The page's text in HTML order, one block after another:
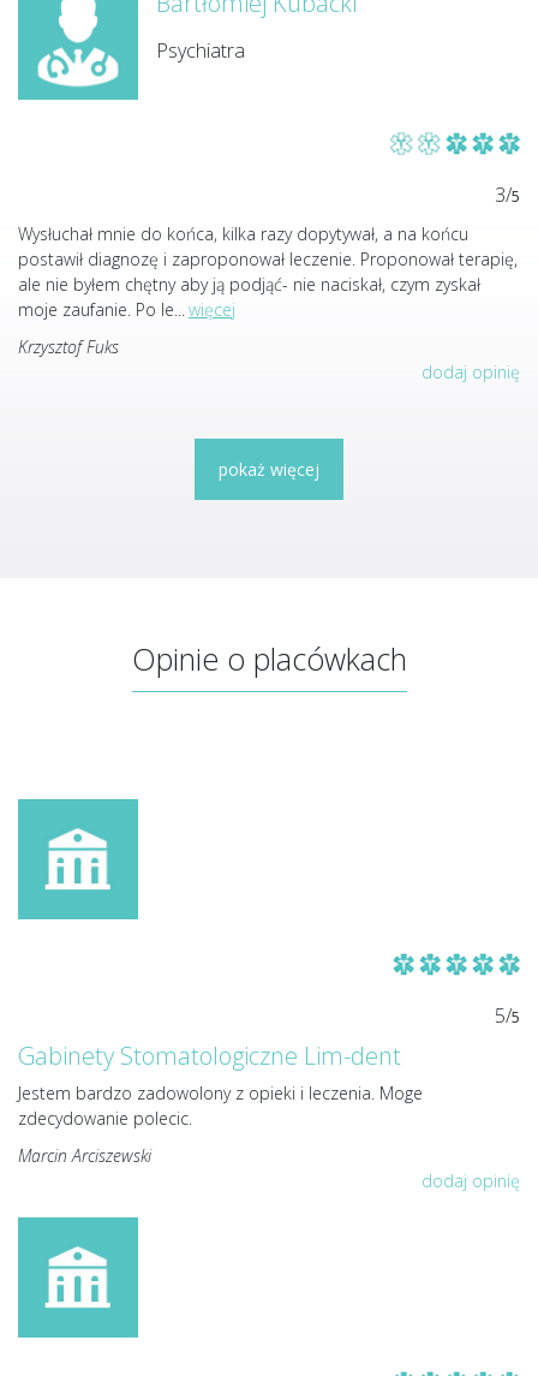
Psychiatra
3/5
Wysłuchał mnie do końca, kilka razy dopytywał, a na końcu
postawił diagnozę i zaproponował leczenie. Proponował terapię,
ale nie byłem chętny aby ją podjąć- nie naciskał, czym zyskał
moje zaufanie. Po le...więcej
Krzysztof Fuks
dodaj opinię
pokaż więcej
Opinie o placówkach
5/5
Gabinety Stomatologiczne Lim-dent
Jestem bardzo zadowolony z opieki i leczenia. Moge
zdecydowanie polecic.
Marcin Arciszewski
dodaj opinię